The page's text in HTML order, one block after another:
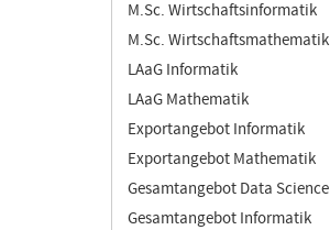
M.Sc. Wirtschaftsinformatik
M.Sc. Wirtschaftsmathematik
LAaG Informatik
LAaG Mathematik
Exportangebot Informatik
Exportangebot Mathematik
Gesamtangebot Data Science
Gesamtangebot Informatik